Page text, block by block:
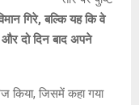
गिरे, बल्कि यह कि वे
और दो दिन बाद अपने
किया, जिसमें कहा गया